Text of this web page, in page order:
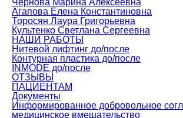
Агапова Елена Константиновна
Торосян Лаура Григорьевна
Культенко Светлана Сергеевна
НАШИ РАБОТЫ
Нитевой лифтинг до/после
Контурная пластика до/после
INMODE до/после
ОТЗЫВЫ
ПАЦИЕНТАМ
Документы
Информированное добровольное
медицинское вмешательство